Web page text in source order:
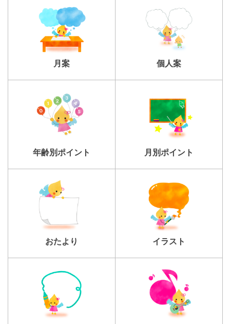
月案 個人案
年齢別ポイント 月別ポイント
おたより イラスト